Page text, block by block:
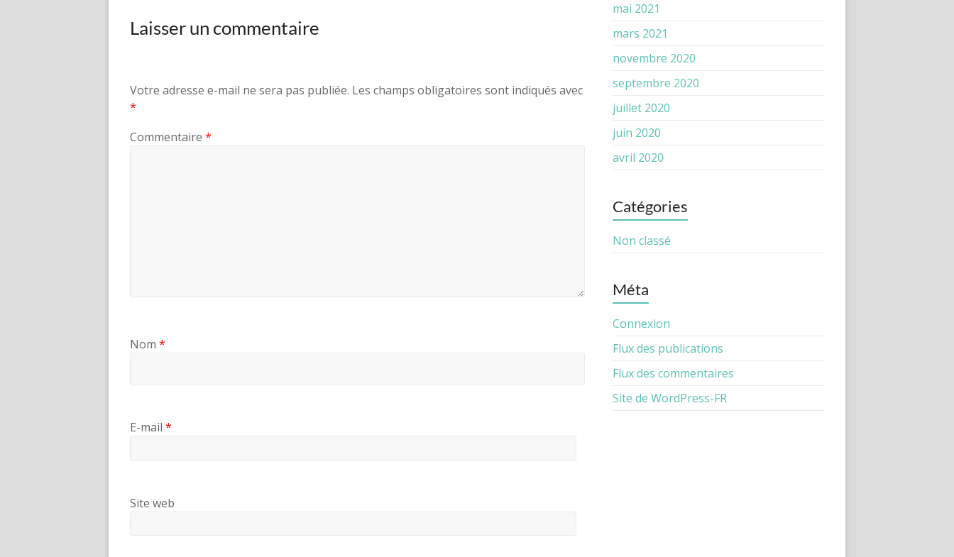
Laisser un commentaire
Votre adresse e-mail ne sera pas publiée. Les champs obligatoires sont indiqués avec
*
Commentaire *
Nom *
E-mail *
Site web
mai 2021
mars 2021
novembre 2020
septembre 2020
juillet 2020
juin 2020
avril 2020
Catégories
Non classé
Méta
Connexion
Flux des publications
Flux des commentaires
Site de WordPress-FR